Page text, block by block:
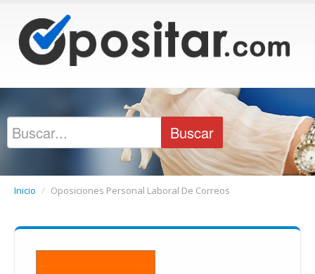
Inicio / Oposiciones Personal Laboral De Correos